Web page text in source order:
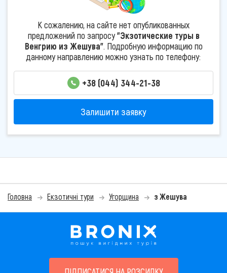
К сожалению, на сайте нет опубликованных
предложений по запросу"Экзотические туры в
Венгрию из Жешува". Подробную информацию по
данному направлению можно узнать по телефону:
+38 (044) 344-21-38
Залишити заявку
Головна Екзотичні тури Угорщина з Жешува